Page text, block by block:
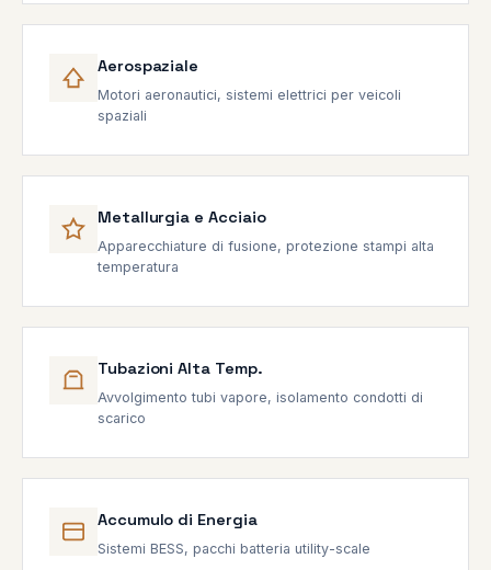
Aerospaziale
Motori aeronautici, sistemi elettrici per veicoli
spaziali
Metallurgia e Acciaio
Apparecchiature di fusione, protezione stampi alta
temperatura
Tubazioni Alta Temp.
Avvolgimento tubi vapore, isolamento condotti di
scarico
Accumulo di Energia
Sistemi BESS, pacchi batteria utility-scale